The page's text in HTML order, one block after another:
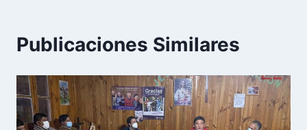
Publicaciones Similares